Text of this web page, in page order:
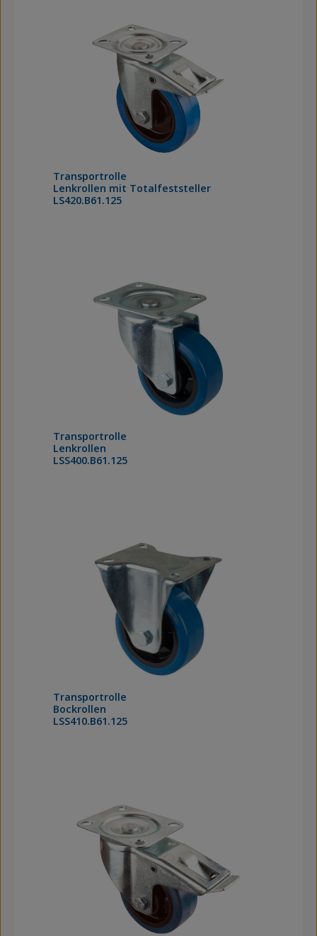
Transportrolle
Lenkrollen mit Totalfeststeller
LS420.B61.125
Transportrolle
Lenkrollen
LSS400.B61.125
Transportrolle
Bockrollen
LSS410.B61.125